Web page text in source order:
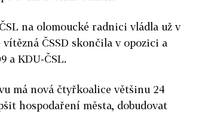
na olomoucké radnici vládla už v
ČSSD skončila v opozici a
a KDU-ČSL.
má nová čtyřkoalice většinu 24
hospodaření města, dobudovat